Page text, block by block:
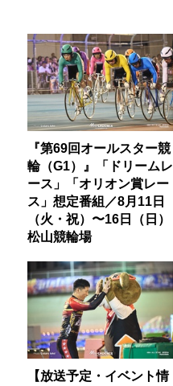
『第69回オールスター競
輪（G1）』「ドリームレ
ース」「オリオン賞レー
ス」想定番組／8月11日
（火・祝）〜16日（日）
松山競輪場
【放送予定・イベント情